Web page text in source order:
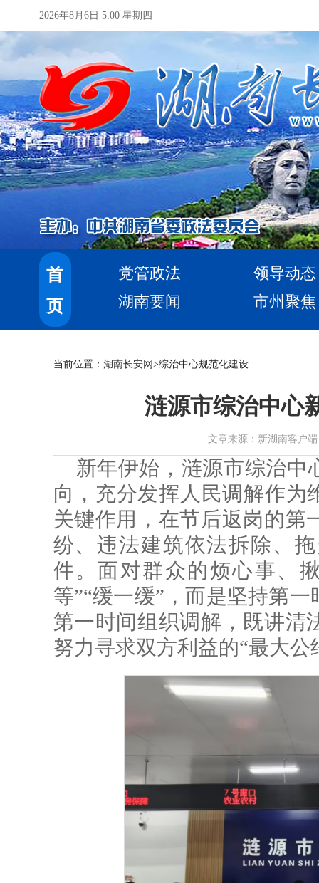
2026年8月6日 5:00 星期四
首
页
党管政法
领导动态
湖南要闻
市州聚焦
当前位置： 湖南长安网 >综治中心规范化建设
涟源市综治中心
文章来源：新湖南客户
新年伊始，涟源市综治中
向，充分发挥人民调解作为
关键作用，在节后返岗的第
纷、违法建筑依法拆除、
件。面对群众的烦心事、
等”“缓一缓”，而是坚持第
第一时间组织调解，既讲清
努力寻求双方利益的“最大